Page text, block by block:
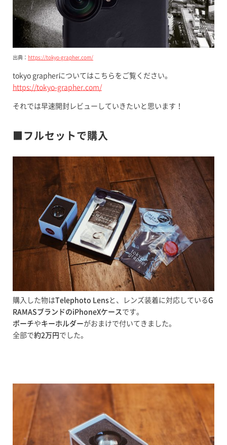
出典： https://tokyo-grapher.com/
tokyo grapherについてはこちらをご覧ください。
https://tokyo-grapher.com/
それでは早速開封レビューしていきたいと思います！
■フルセットで購入
購入した物はTelephoto Lensと、レンズ装着に対応しているG
RAMASブランドのiPhoneXケース です。
ポーチやキーホルダーがおまけで付いてきました。
全部で約2万円 でした。